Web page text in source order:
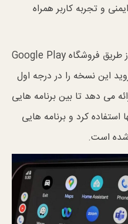
و تجربه کاربر همراه
نسخه 12.2، که اکنون به راحتی از طریق فروشگاه Google Play
این نسخه را در درجه اول
می دهد تا بین برنامه هایی
استفاده کرد و برنامه هایی
شده است.